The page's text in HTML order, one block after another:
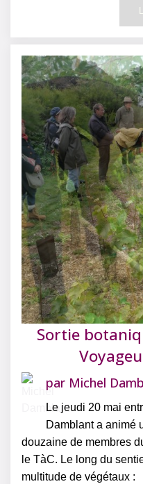
Sortie
par Michel
Le jeudi 20 mai
Damblant a animé
douzaine de membres
le TàC. Le long du
multitude de végétaux :